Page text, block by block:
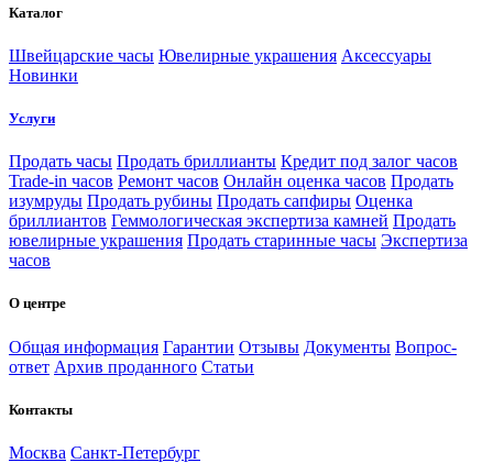
Каталог
Швейцарские часы Ювелирные украшения Аксессуары
Новинки
Услуги
Продать часы Продать бриллианты Кредит под залог часов
Trade-in часов Ремонт часов Онлайн оценка часов Продать
изумруды Продать рубины Продать сапфиры Оценка
бриллиантов Геммологическая экспертиза камней Продать
ювелирные украшения Продать старинные часы Экспертиза
часов
О центре
Общая информация Гарантии Отзывы Документы Вопрос-
ответ Архив проданного Статьи
Контакты
Москва Санкт-Петербург